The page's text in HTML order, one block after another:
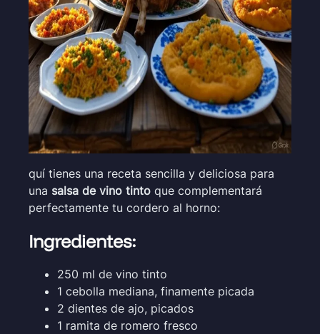
quí tienes una receta sencilla y deliciosa para
una salsa de vino tinto que complementará
perfectamente tu cordero al horno:
Ingredientes:
250 ml de vino tinto
1 cebolla mediana, finamente picada
2 dientes de ajo, picados
1 ramita de romero fresco